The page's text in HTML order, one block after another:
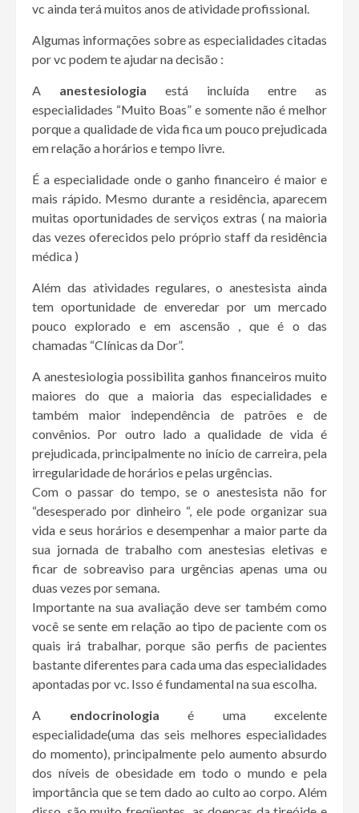
vc ainda terá muitos anos de atividade profissional.
Algumas informações sobre as especialidades citadas
por vc podem te ajudar na decisão :
A anestesiologia está incluída entre as
especialidades “Muito Boas” e somente não é melhor
porque a qualidade de vida fica um pouco prejudicada
em relação a horários e tempo livre.
É a especialidade onde o ganho financeiro é maior e
mais rápido. Mesmo durante a residência, aparecem
muitas oportunidades de serviços extras ( na maioria
das vezes oferecidos pelo próprio staff da residência
médica )
Além das atividades regulares, o anestesista ainda
tem oportunidade de enveredar por um mercado
pouco explorado e em ascensão , que é o das
chamadas “Clínicas da Dor”.
A anestesiologia possibilita ganhos financeiros muito
maiores do que a maioria das especialidades e
também maior independência de patrões e de
convênios. Por outro lado a qualidade de vida é
prejudicada, principalmente no início de carreira, pela
irregularidade de horários e pelas urgências.
Com o passar do tempo, se o anestesista não for
“desesperado por dinheiro “, ele pode organizar sua
vida e seus horários e desempenhar a maior parte da
sua jornada de trabalho com anestesias eletivas e
ficar de sobreaviso para urgências apenas uma ou
duas vezes por semana.
Importante na sua avaliação deve ser também como
você se sente em relação ao tipo de paciente com os
quais irá trabalhar, porque são perfis de pacientes
bastante diferentes para cada uma das especialidades
apontadas por vc. Isso é fundamental na sua escolha.
A endocrinologia é uma excelente
especialidade(uma das seis melhores especialidades
do momento), principalmente pelo aumento absurdo
dos níveis de obesidade em todo o mundo e pela
importância que se tem dado ao culto ao corpo. Além